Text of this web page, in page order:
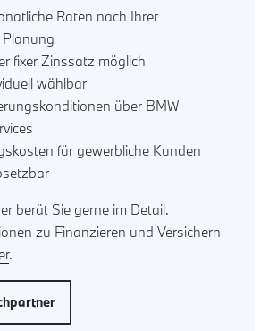
Raten nach Ihrer
Planung
fixer Zinssatz möglich
wählbar
über BMW
für gewerbliche Kunden
berät Sie gerne im Detail.
zu Finanzieren und Versichern
.